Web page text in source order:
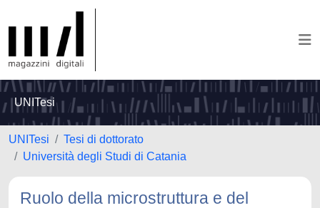
UNITesi
UNITesi
Tesi di dottorato
Università degli Studi di Catania
Ruolo della microstruttura e del